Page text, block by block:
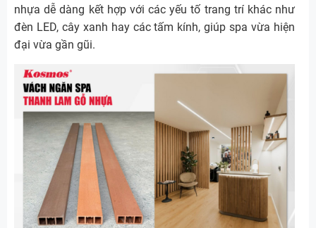
nhựa dễ dàng kết hợp với các yếu tố trang trí khác như
đèn LED, cây xanh hay các tấm kính, giúp spa vừa hiện
đại vừa gần gũi.